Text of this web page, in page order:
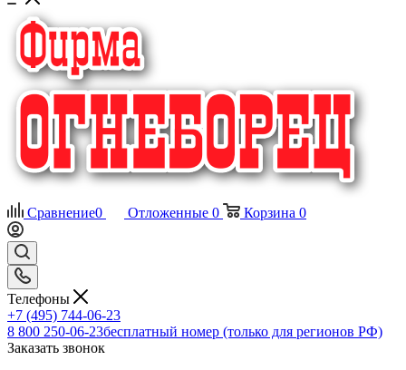
Сравнение0 Отложенные 0 Корзина 0
Телефоны
+7 (495) 744-06-23
8 800 250-06-23бесплатный номер (только для регионов РФ)
Заказать звонок